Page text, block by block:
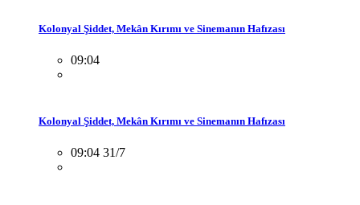
Kolonyal Şiddet, Mekân Kırımı ve Sinemanın Hafızası
09:04
Kolonyal Şiddet, Mekân Kırımı ve Sinemanın Hafızası
09:04 31/7